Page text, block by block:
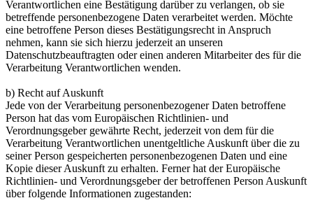
Verantwortlichen eine Bestätigung darüber zu verlangen, ob sie
betreffende personenbezogene Daten verarbeitet werden. Möchte
eine betroffene Person dieses Bestätigungsrecht in Anspruch
nehmen, kann sie sich hierzu jederzeit an unseren
Datenschutzbeauftragten oder einen anderen Mitarbeiter des für die
Verarbeitung Verantwortlichen wenden.
b) Recht auf Auskunft
Jede von der Verarbeitung personenbezogener Daten betroffene
Person hat das vom Europäischen Richtlinien- und
Verordnungsgeber gewährte Recht, jederzeit von dem für die
Verarbeitung Verantwortlichen unentgeltliche Auskunft über die zu
seiner Person gespeicherten personenbezogenen Daten und eine
Kopie dieser Auskunft zu erhalten. Ferner hat der Europäische
Richtlinien- und Verordnungsgeber der betroffenen Person Auskunft
über folgende Informationen zugestanden: